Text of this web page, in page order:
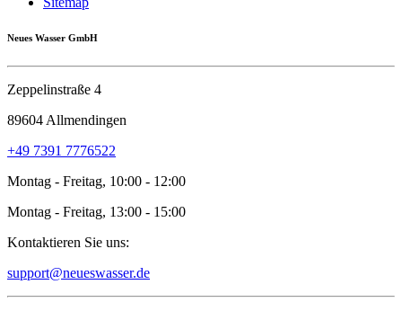
Neues Wasser GmbH
Zeppelinstraße 4
89604 Allmendingen
+49 7391 7776522
Montag - Freitag, 10:00 - 12:00
Montag - Freitag, 13:00 - 15:00
Kontaktieren Sie uns:
support@neueswasser.de